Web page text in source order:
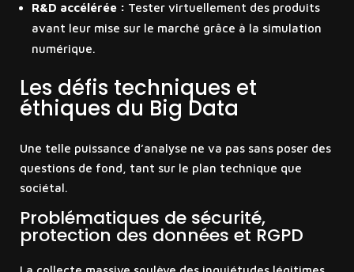
R&D accélérée : Tester virtuellement des produits
avant leur mise sur le marché grâce à la simulation
numérique.
Les défis techniques et
éthiques du Big Data
Une telle puissance d’analyse ne va pas sans poser des
questions de fond, tant sur le plan technique que
sociétal.
Problématiques de sécurité,
protection des données et RGPD